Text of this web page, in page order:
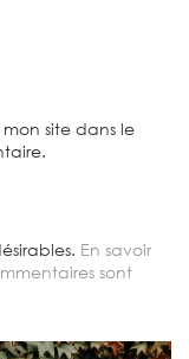
site dans le
En savoir
sont